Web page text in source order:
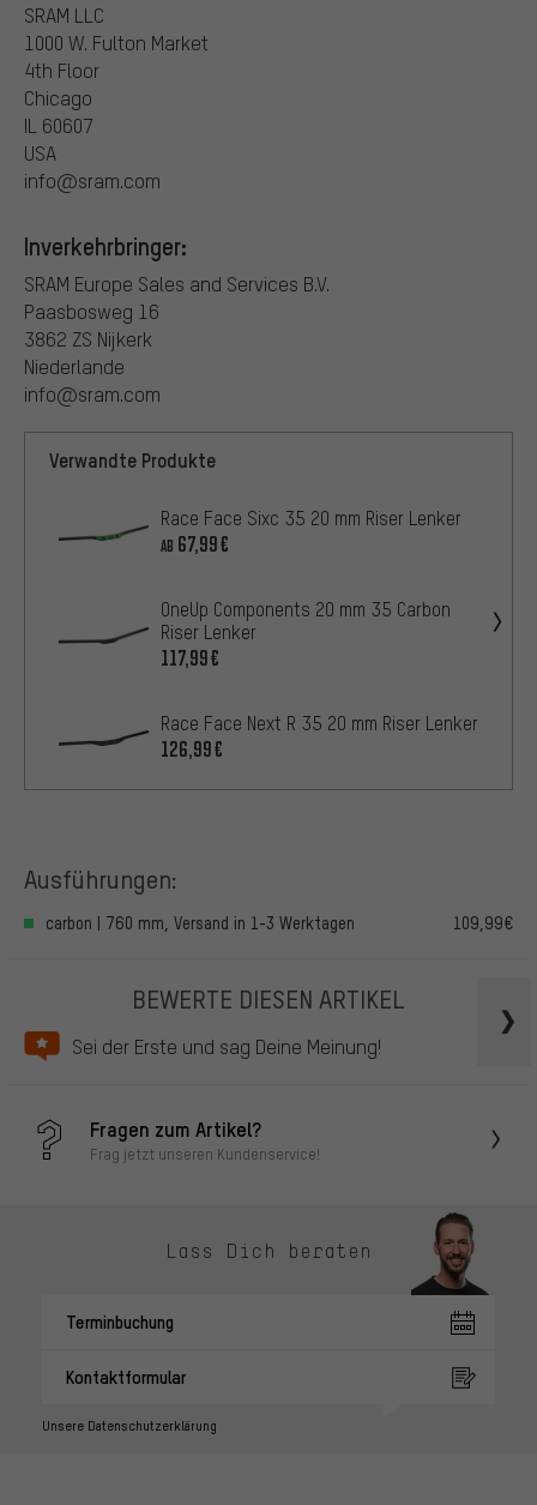
SRAM LLC
1000 W. Fulton Market
4th Floor
Chicago
IL 60607
USA
info@sram.com
Inverkehrbringer:
SRAM Europe Sales and Services B.V.
Paasbosweg 16
3862 ZS Nijkerk
Niederlande
info@sram.com
Verwandte Produkte
Race Face Sixc 35 20 mm Riser Lenker
AB 67,99€
OneUp Components 20 mm 35 Carbon
Riser Lenker
117,99€
Race Face Next R 35 20 mm Riser Lenker
126,99€
Ausführungen:
carbon | 760 mm, Versand in 1-3 Werktagen 109,99€
BEWERTE DIESEN ARTIKEL
Sei der Erste und sag Deine Meinung!
Fragen zum Artikel?
Frag jetzt unseren Kundenservice!
Lass Dich beraten
Terminbuchung
Kontaktformular
Unsere Datenschutzerklärung